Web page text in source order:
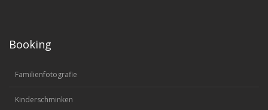
Booking
Familienfotografie
Kinderschminken